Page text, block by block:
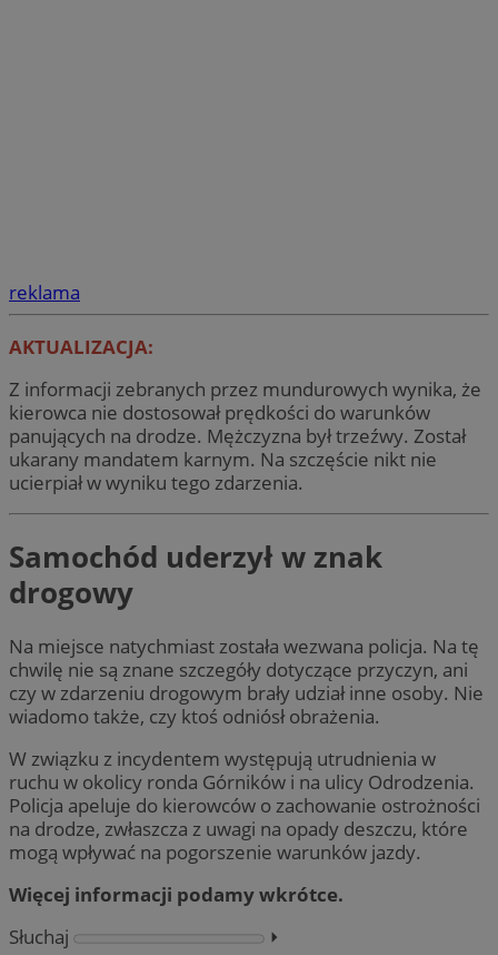
reklama
AKTUALIZACJA:
Z informacji zebranych przez mundurowych wynika, że
kierowca nie dostosował prędkości do warunków
panujących na drodze. Mężczyzna był trzeźwy. Został
ukarany mandatem karnym. Na szczęście nikt nie
ucierpiał w wyniku tego zdarzenia.
Samochód uderzył w znak
drogowy
Na miejsce natychmiast została wezwana policja. Na tę
chwilę nie są znane szczegóły dotyczące przyczyn, ani
czy w zdarzeniu drogowym brały udział inne osoby. Nie
wiadomo także, czy ktoś odniósł obrażenia.
W związku z incydentem występują utrudnienia w
ruchu w okolicy ronda Górników i na ulicy Odrodzenia.
Policja apeluje do kierowców o zachowanie ostrożności
na drodze, zwłaszcza z uwagi na opady deszczu, które
mogą wpływać na pogorszenie warunków jazdy.
Więcej informacji podamy wkrótce.
Słuchaj
⏵︎